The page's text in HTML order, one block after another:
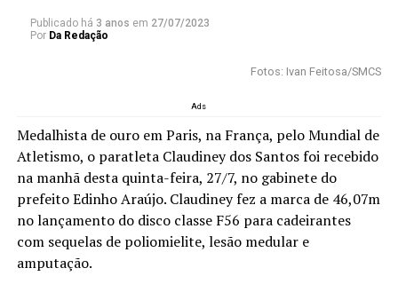
Publicado há 3 anos em 27/07/2023
Por Da Redação
Fotos: Ivan Feitosa/SMCS
Ads
Medalhista de ouro em Paris, na França, pelo Mundial de
Atletismo, o paratleta Claudiney dos Santos foi recebido
na manhã desta quinta-feira, 27/7, no gabinete do
prefeito Edinho Araújo. Claudiney fez a marca de 46,07m
no lançamento do disco classe F56 para cadeirantes
com sequelas de poliomielite, lesão medular e
amputação.